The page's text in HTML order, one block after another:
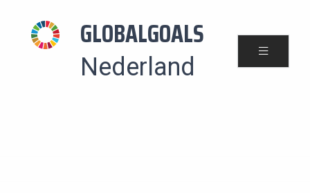
GLOBALGOALS
Nederland